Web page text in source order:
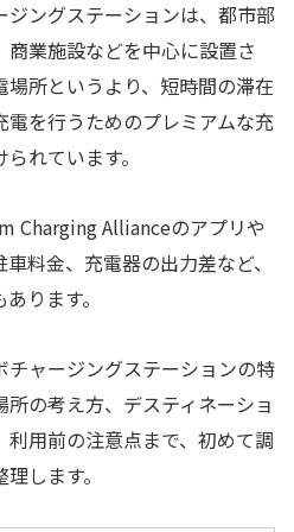
ングステーションは、都市部
業施設などを中心に設置さ
所というより、短時間の滞在
を行うためのプレミアムな充
れています。
Charging Allianceのアプリや
料金、充電器の出力差など、
ります。
チャージングステーションの特
の考え方、デスティネーショ
用前の注意点まで、初めて調
します。